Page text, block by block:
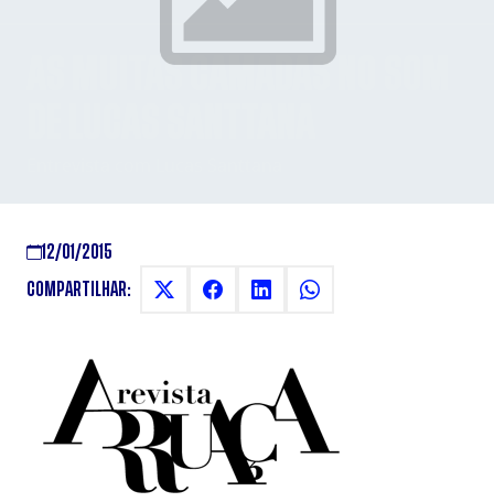
AS MUITAS CAMADAS NO SOM
12/01/2015
COMPARTILHAR: